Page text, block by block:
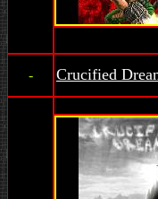
- Crucified